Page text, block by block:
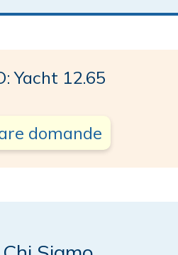
Yacht 12.65
domande